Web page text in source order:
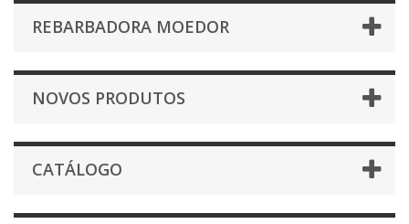
REBARBADORA MOEDOR
NOVOS PRODUTOS
CATÁLOGO